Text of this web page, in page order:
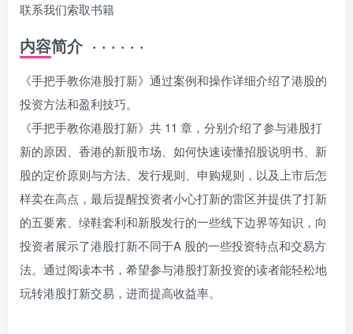
联系我们索取书籍
内容简介 · · · · · ·
《手把手教你港股打新》通过案例和操作详细介绍了港股的
投资方法和盈利技巧。
《手把手教你港股打新》共 11 章，分别介绍了参与港股打
新的原因、香港的新股市场、如何快速读懂招股说明书、新
股的定价原则与方法、发行规则、申购规则，以及上市后怎
样卖在高点，最后提醒投资者小心打新的雷区并提供了打新
的五要素、绿鞋套利和新股发行的一些线下边界等知识，向
投资者展示了港股打新不同于A 股的一些投资特点和交易方
法。通过阅读本书，希望参与港股打新投资的读者能轻松地
玩转港股打新交易，进而提高收益率。